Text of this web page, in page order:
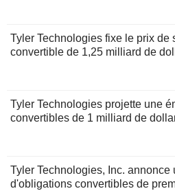
Tyler Technologies fixe le prix
convertible de 1,25 milliard de
Tyler Technologies projette une
convertibles de 1 milliard de
Tyler Technologies, Inc. annonce
d'obligations convertibles de